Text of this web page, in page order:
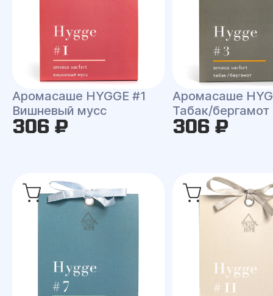
Аромасаше HYGGE #1
Вишневый мусс
306 ₽
Аромасаше
Табак/бергамот
306 ₽